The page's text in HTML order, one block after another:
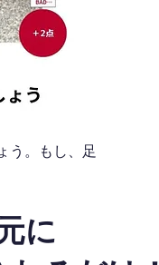
う。もし、足
に